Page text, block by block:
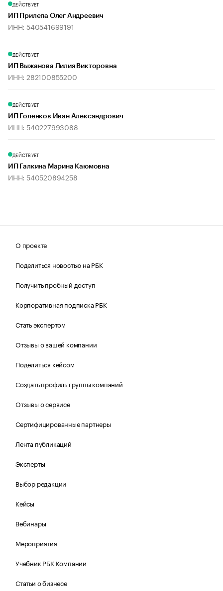
ДЕЙСТВУЕТ
ИП Прилепа Олег Андреевич
ИНН: 540541699191
ДЕЙСТВУЕТ
ИП Выжанова Лилия Викторовна
ИНН: 282100855200
ДЕЙСТВУЕТ
ИП Голенков Иван Александрович
ИНН: 540227993088
ДЕЙСТВУЕТ
ИП Галкина Марина Каюмовна
ИНН: 540520894258
О проекте
Поделиться новостью на РБК
Получить пробный доступ
Корпоративная подписка РБК
Стать экспертом
Отзывы о вашей компании
Поделиться кейсом
Создать профиль группы компаний
Отзывы о сервисе
Сертифицированные партнеры
Лента публикаций
Эксперты
Выбор редакции
Кейсы
Вебинары
Мероприятия
Учебник РБК Компании
Статьи о бизнесе